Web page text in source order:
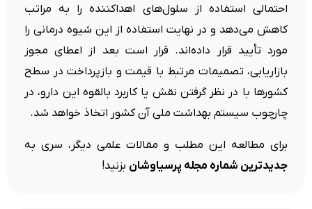
احتمالی استفاده از سلول‌های اهداکننده را به مراتب
کاهش می‌دهد و در نهایت استفاده از این شیوه درمانی را
مورد تأیید قرار داده‌اند. قرار است بعد از اعطای مجوز
بازاریابی، تصمیمات مرتبط با قیمت و بازپرداخت در سطح
کشورها با در نظر گرفتن نقش یا کاربرد بالقوه این دارو، در
چارچوب سیستم بهداشت ملی آن کشور اتخاذ خواهد شد.
برای مطالعه این مطلب و مقالات علمی دیگر، سری به
جدیدترین شماره مجله پرسیاوشان بزنید!